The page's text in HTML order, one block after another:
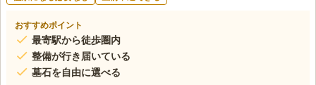
おすすめポイント
最寄駅から徒歩圏内
整備が行き届いている
墓石を自由に選べる